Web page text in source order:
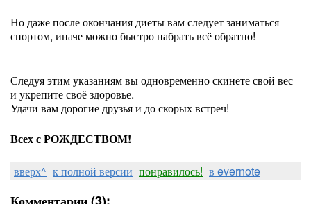
Но даже после окончания диеты вам следует заниматься
спортом, иначе можно быстро набрать всё обратно!
Следуя этим указаниям вы одновременно скинете свой вес
и укрепите своё здоровье.
Удачи вам дорогие друзья и до скорых встреч!
Всех с РОЖДЕСТВОМ!
вверх^ к полной версии понравилось! в evernote